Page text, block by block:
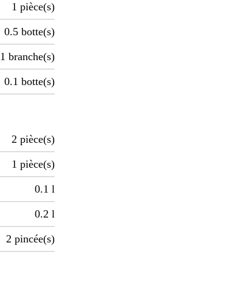
1 pièce(s)
0.5 botte(s)
1 branche(s)
0.1 botte(s)
2 pièce(s)
1 pièce(s)
0.1 l
0.2 l
2 pincée(s)